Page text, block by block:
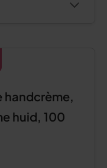
handcrème,
huid, 100